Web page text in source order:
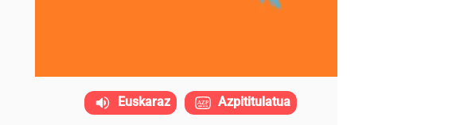
Euskaraz Azpititulatua